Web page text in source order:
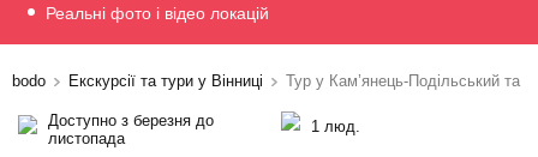
Реальні фото і відео локацій
bodo Екскурсії та тури у Вінниці Тур у Кам’янець-Подільський та
Доступно з березня до
листопада
1 люд.